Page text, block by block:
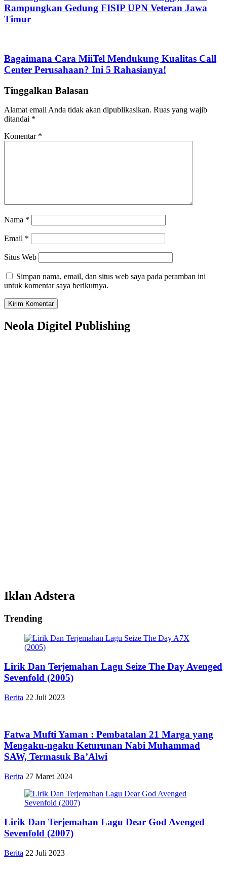
Rampungkan Gedung FISIP UPN Veteran Jawa
Timur
Bagaimana Cara MiiTel Mendukung Kualitas Call
Center Perusahaan? Ini 5 Rahasianya!
Tinggalkan Balasan
Alamat email Anda tidak akan dipublikasikan. Ruas yang wajib
ditandai *
Komentar *
Nama *
Email *
Situs Web
Simpan nama, email, dan situs web saya pada peramban ini
untuk komentar saya berikutnya.
Neola Digitel Publishing
Iklan Adstera
Trending
Lirik Dan Terjemahan Lagu Seize The Day Avenged
Sevenfold (2005)
Berita 22 Juli 2023
Fatwa Mufti Yaman : Pembatalan 21 Marga yang
Mengaku-ngaku Keturunan Nabi Muhammad
SAW, Termasuk Ba’Alwi
Berita 27 Maret 2024
Lirik Dan Terjemahan Lagu Dear God Avenged
Sevenfold (2007)
Berita 22 Juli 2023